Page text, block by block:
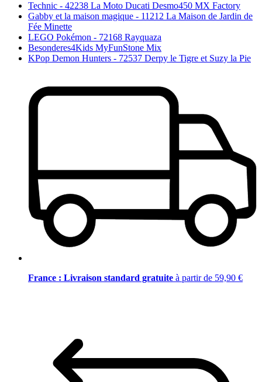
Technic - 42238 La Moto Ducati Desmo450 MX Factory
Gabby et la maison magique - 11212 La Maison de Jardin de
Fée Minette
LEGO Pokémon - 72168 Rayquaza
Besonderes4Kids MyFunStone Mix
KPop Demon Hunters - 72537 Derpy le Tigre et Suzy la Pie
France : Livraison standard gratuite à partir de 59,90 €